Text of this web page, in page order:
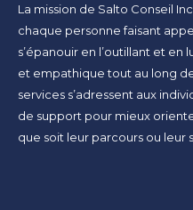
La mission de Salto Conseil
chaque personne faisant
s’épanouir en l’outillant et en
et empathique tout au long
services s’adressent aux
de support pour mieux
que soit leur parcours ou leur